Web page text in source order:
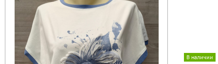
В наличии